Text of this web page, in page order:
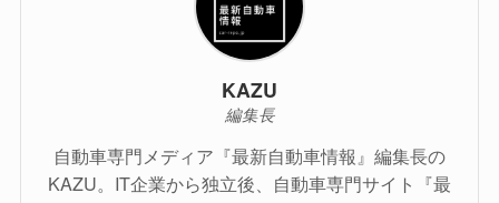
KAZU
編集長
自動車専門メディア『最新自動車情報』編集長の
KAZU。IT企業から独立後、自動車専門サイト『最